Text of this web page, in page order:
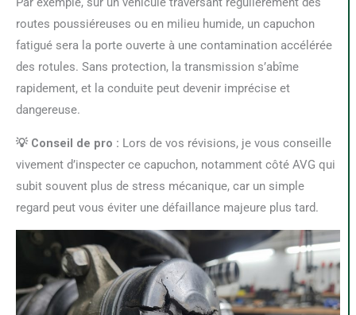
routes poussiéreuses ou en milieu humide, un capuchon
fatigué sera la porte ouverte à une contamination accélérée
des rotules. Sans protection, la transmission s’abîme
rapidement, et la conduite peut devenir imprécise et
dangereuse.
💡 Conseil de pro : Lors de vos révisions, je vous conseille
vivement d’inspecter ce capuchon, notamment côté AVG qui
subit souvent plus de stress mécanique, car un simple
regard peut vous éviter une défaillance majeure plus tard.